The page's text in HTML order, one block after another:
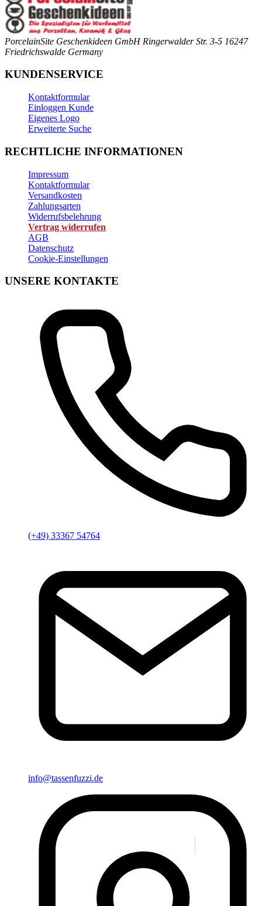
PorcelainSite Geschenkideen GmbH Ringerwalder Str. 3-5 16247
Friedrichswalde Germany
KUNDENSERVICE
Kontaktformular
Einloggen Kunde
Eigenes Logo
Erweiterte Suche
RECHTLICHE INFORMATIONEN
Impressum
Kontaktformular
Versandkosten
Zahlungsarten
Widerrufsbelehrung
Vertrag widerrufen
AGB
Datenschutz
Cookie-Einstellungen
UNSERE KONTAKTE
(+49) 33367 54764
info@tassenfuzzi.de